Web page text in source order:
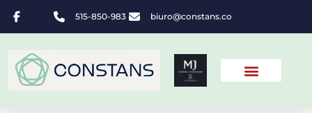
515-850-983 biuro@constans.co